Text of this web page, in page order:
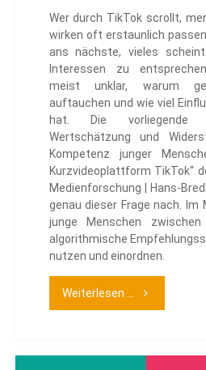
Wer durch TikTok scrollt,
wirken oft erstaunlich
ans nächste, vieles
Interessen zu
meist unklar, warum
auftauchen und wie viel
hat. Die vorliegende
Wertschätzung und
Kompetenz junger
Kurzvideoplattform TikTok“
Medienforschung | Hans-
genau dieser Frage nach.
junge Menschen
algorithmische
nutzen und einordnen.
Weiterlesen ... "Zwischen